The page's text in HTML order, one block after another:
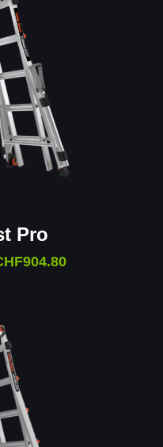
Pro
904.80